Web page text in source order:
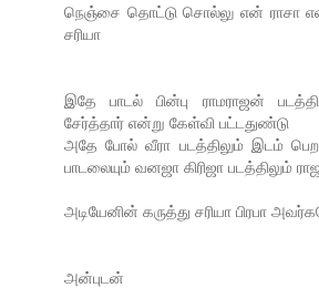
நெஞ்சை தொட்டு சொல்லு என் ராசா
சரியா
இதே பாடல் பின்பு ராமராஜன்
சேர்த்தார் என்று கேள்வி பட்டதுண்டு
அதே போல் வீரா படத்திலும் இடம்
பாடலையும் வனஜா கிரிஜா படத்திலும்
அடியேனின் கருத்து சரியா பிரபா
அன்புடன்